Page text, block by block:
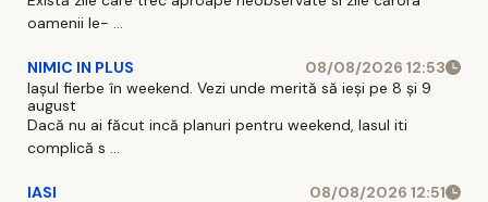
oamenii le- ...
NIMIC IN PLUS
08/08/2026 12:53
Iașul fierbe în weekend. Vezi unde merită să ieși pe 8 și 9
august
Dacă nu ai făcut incă planuri pentru weekend, Iasul iti
complică s ...
IASI
08/08/2026 12:51